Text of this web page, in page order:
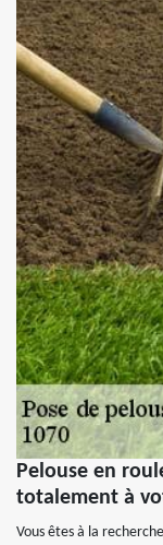
Pelouse en
totalement à
Vous êtes à la